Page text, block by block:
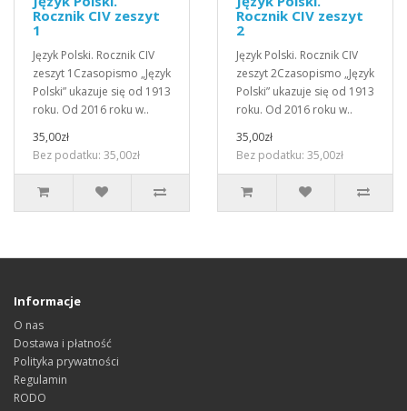
Rocznik CIV zeszyt
1
Język Polski. Rocznik CIV
zeszyt 1Czasopismo „Język
Polski” ukazuje się od 1913
roku. Od 2016 roku w..
35,00zł
Bez podatku: 35,00zł
Rocznik CIV zeszyt
2
Język Polski. Rocznik CIV
zeszyt 2Czasopismo „Język
Polski” ukazuje się od 1913
roku. Od 2016 roku w..
35,00zł
Bez podatku: 35,00zł
Informacje
O nas
Dostawa i płatność
Polityka prywatności
Regulamin
RODO